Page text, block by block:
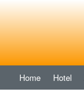
Home Hotel